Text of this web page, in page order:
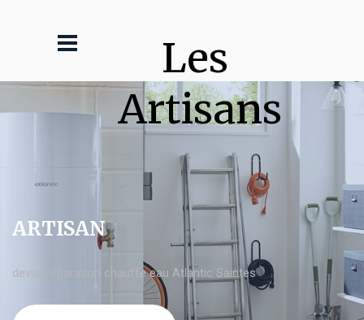
Les
Artisans
ARTISAN
devis Réparation chauffe eau Atlantic Saintes